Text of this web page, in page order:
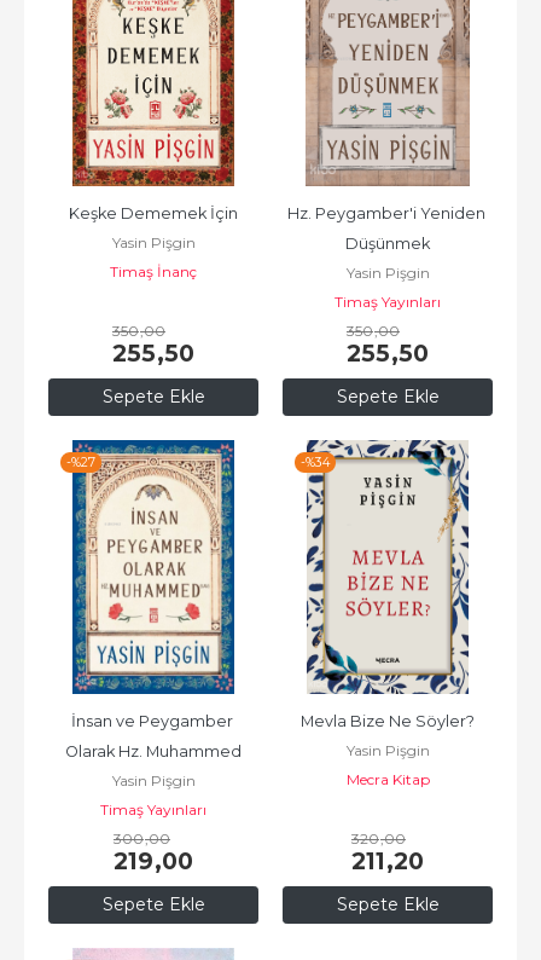
Sepete Ekle
Keşke Dememek İçin
Yasin Pişgin
Timaş İnanç
350,00
255,50
Sepete Ekle
Hz. Peygamber'i Yeniden
Düşünmek
Yasin Pişgin
Timaş Yayınları
350,00
255,50
-%27
Sepete Ekle
İnsan ve Peygamber
Olarak Hz. Muhammed
Yasin Pişgin
Timaş Yayınları
300,00
219,00
-%34
Sepete Ekle
Mevla Bize Ne Söyler?
Yasin Pişgin
Mecra Kitap
320,00
211,20